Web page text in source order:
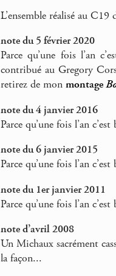
L’ensemble réalisé au C19
note du 5 février 2020
Parce qu’une fois l’an
contribué au Gregory
retirez de mon montage
note du 4 janvier 2016
Parce qu’une fois l’an
note du 6 janvier 2015
Parce qu’une fois l’an
note du 1er janvier 2011
Parce qu’une fois l’an
note d’avril 2008
Un Michaux sacrément
la façon...